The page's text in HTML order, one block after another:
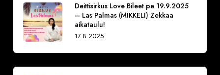
Deittisirkus Love Bileet pe 19.9.2025
– Las Palmas (MIKKELI) Zekkaa
aikataulu!
17.8.2025